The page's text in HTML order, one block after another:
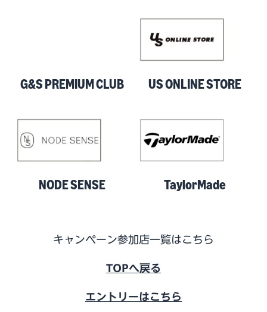
G&S PREMIUM CLUB US ONLINE STORE
NODE SENSE TaylorMade
キャンペーン参加店一覧はこちら
TOPへ戻る
エントリーはこちら